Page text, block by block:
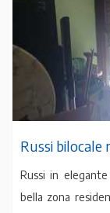
Russi bilocale
Russi in
bella zona